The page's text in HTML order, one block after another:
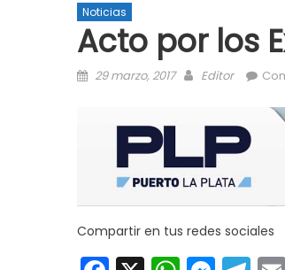
Noticias
Acto por los
Posted on
29 marzo, 2017 Author
Editor
Compartir en tus redes sociales